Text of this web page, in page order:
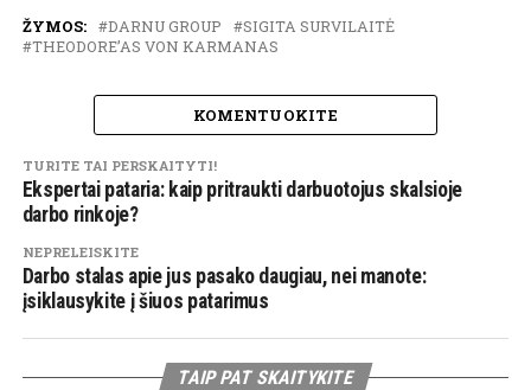
ŽYMOS: DARNU GROUP
SIGITA SURVILAITĖ
THEODORE’AS VON KARMANAS
KOMENTUOKITE
TURITE TAI PERSKAITYTI!
Ekspertai pataria: kaip pritraukti darbuotojus skalsioje
darbo rinkoje?
NEPRELEISKITE
Darbo stalas apie jus pasako daugiau, nei manote:
įsiklausykite į šiuos patarimus
TAIP PAT SKAITYKITE